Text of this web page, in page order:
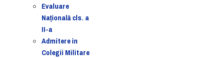
Evaluare
Naţională cls. a
II-a
Admitere in
Colegii Militare